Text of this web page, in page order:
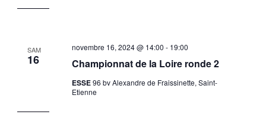
SAM
16 Championnat de la Loire ronde 2
novembre 16, 2024 @ 14:00 - 19:00
ESSE96 bv Alexandre de Fraissinette, Saint-
Etienne